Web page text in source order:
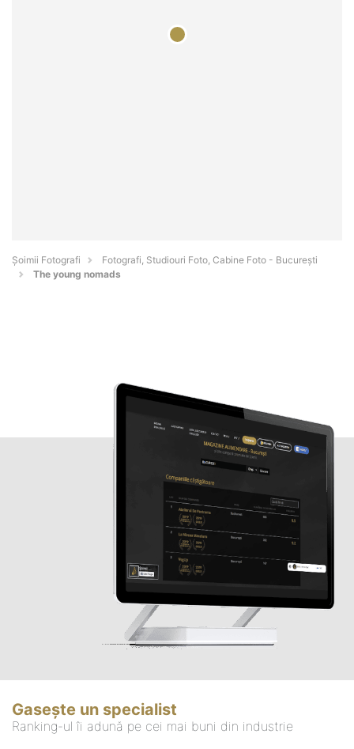
Șoimii Fotografi
Fotografi, Studiouri Foto, Cabine Foto - Bucureşti
The young nomads
Gasește un specialist
Ranking-ul îi adună pe cei mai buni din industrie